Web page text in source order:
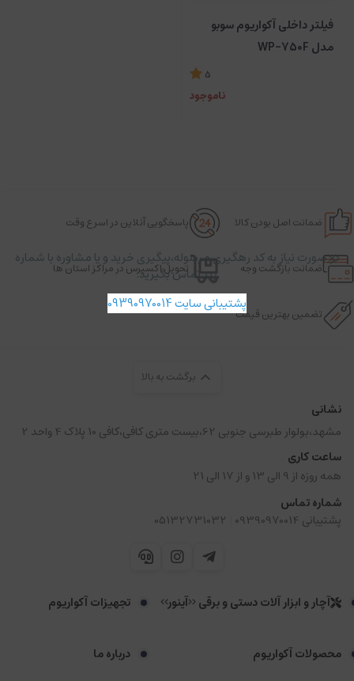
فیلتر داخلی آکواریوم سوبو
مدل WP-750F
5
ناموجود
ضمانت اصل بودن کالا پاسخگویی آنلاین در اسرع وقت
ضمانت بازگشت وجه تحویل اکسپرس در مراکز استان ها
تضمین بهترین قیمت
برگشت به بالا
نشانی
مشهد،بولوار طبرسی جنوبی 62،بیست متری کافی،کافی 10 پلاک 4 واحد 2
ساعت کاری
همه روزه از 9 الی 13 و از 17 الی 21
شماره تماس
پشتیبانی 09390970014
05132731032
آچار و ابزار آلات دستی و برقی <<آینور>> تجهیزات آکواریوم
محصولات آکواریوم درباره ما
در صورت نیاز به کد رهگیری مرسوله،پیگیری خرید و یا مشاوره با شماره
زیر تماس بگیرید.
پشتیبانی سایت 09390970014